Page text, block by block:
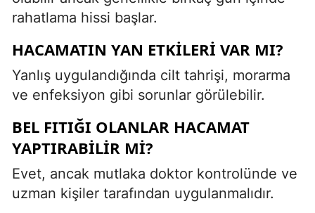
rahatlama hissi başlar.
HACAMATIN YAN ETKILERI VAR MI?
Yanlış uygulandığında cilt tahrişi, morarma
ve enfeksiyon gibi sorunlar görülebilir.
BEL FITIĞI OLANLAR HACAMAT
YAPTIRABILIR MI?
Evet, ancak mutlaka doktor kontrolünde ve
uzman kişiler tarafından uygulanmalıdır.